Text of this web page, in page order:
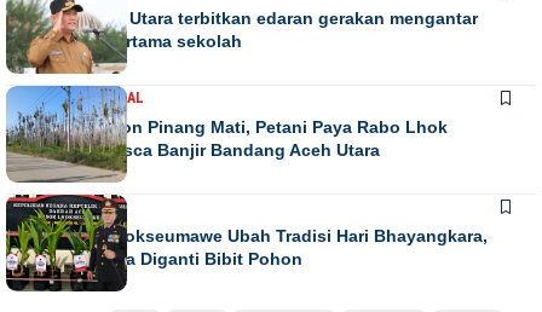
Bupati Aceh Utara terbitkan edaran gerakan mengantar
anak hari pertama sekolah
DAERAHNASIONAL
Ribuan Pohon Pinang Mati, Petani Paya Rabo Lhok
Terpuruk Pasca Banjir Bandang Aceh Utara
DAERAHNEWS
Kapolres Lhokseumawe Ubah Tradisi Hari Bhayangkara,
Papan Bunga Diganti Bibit Pohon